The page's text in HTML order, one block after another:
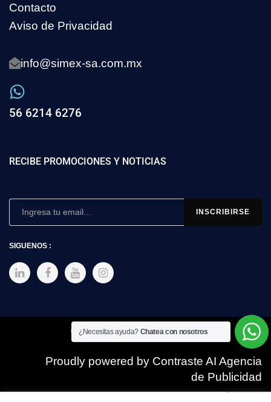
Contacto
Aviso de Privacidad
info@simex-sa.com.mx
56 6214 6276
RECIBE PROMOCIONES Y NOTICIAS
SIGUENOS :
Copyright © 2025 SIMEX
Proudly powered by Contraste AI Agencia
de Publicidad
¿Necesitas ayuda? Chatea con nosotros